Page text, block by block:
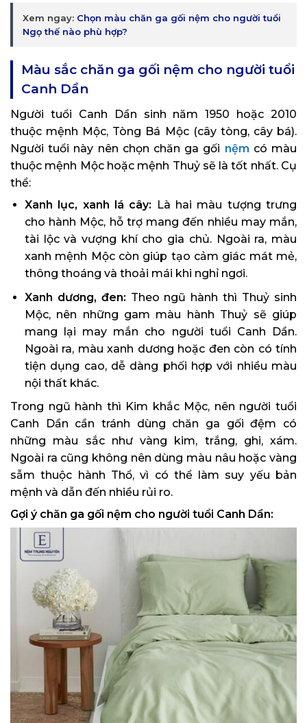
Xem ngay: Chọn màu chăn ga gối nệm cho người tuổi
Ngọ thế nào phù hợp?
Màu sắc chăn ga gối nệm cho người tuổi
Canh Dần
Người tuổi Canh Dần sinh năm 1950 hoặc 2010
thuộc mệnh Mộc, Tòng Bá Mộc (cây tòng, cây bá).
Người tuổi này nên chọn chăn ga gối nệm có màu
thuộc mệnh Mộc hoặc mệnh Thuỷ sẽ là tốt nhất. Cụ
thể:
Xanh lục, xanh lá cây: Là hai màu tượng trưng
cho hành Mộc, hỗ trợ mang đến nhiều may mắn,
tài lộc và vượng khí cho gia chủ. Ngoài ra, màu
xanh mệnh Mộc còn giúp tạo cảm giác mát mẻ,
thông thoáng và thoải mái khi nghỉ ngơi.
Xanh dương, đen: Theo ngũ hành thì Thuỷ sinh
Mộc, nên những gam màu hành Thuỷ sẽ giúp
mang lại may mắn cho người tuổi Canh Dần.
Ngoài ra, màu xanh dương hoặc đen còn có tính
tiện dụng cao, dễ dàng phối hợp với nhiều màu
nội thất khác.
Trong ngũ hành thì Kim khắc Mộc, nên người tuổi
Canh Dần cần tránh dùng chăn ga gối đệm có
những màu sắc như vàng kim, trắng, ghi, xám.
Ngoài ra cũng không nên dùng màu nâu hoặc vàng
sẫm thuộc hành Thổ, vì có thể làm suy yếu bản
mệnh và dẫn đến nhiều rủi ro.
Gợi ý chăn ga gối nệm cho người tuổi Canh Dần: